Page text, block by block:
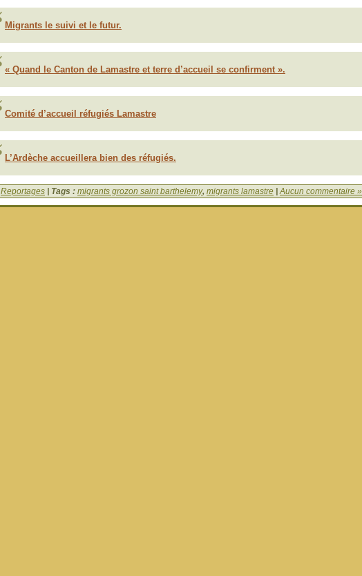
Migrants le suivi et le futur.
« Quand le Canton de Lamastre et terre d’accueil se confirment ».
Comité d’accueil réfugiés Lamastre
L’Ardèche accueillera bien des réfugiés.
Reportages | Tags : migrants grozon saint barthelemy, migrants lamastre |Aucun commentaire »